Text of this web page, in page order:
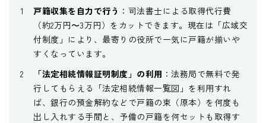
戸籍収集を自力で行う ：司法書士による取得代行費
（約2万円〜3万円）をカットできます。現在は「広域交
付制度」により、最寄りの役所で一気に戸籍が揃いや
すくなっています。
「法定相続情報証明制度」の利用 ：法務局で無料で発
行してもらえる「法定相続情報一覧図」を利用すれ
ば、銀行の預金解約などで戸籍の束（原本）を何度も
出し入れする手間と、予備の戸籍を何セットも取得す